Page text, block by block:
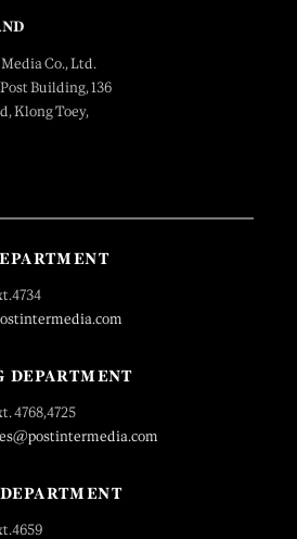
Co., Ltd.
Building, 136
Klong Toey,
DEPARTMENT
4768,4725